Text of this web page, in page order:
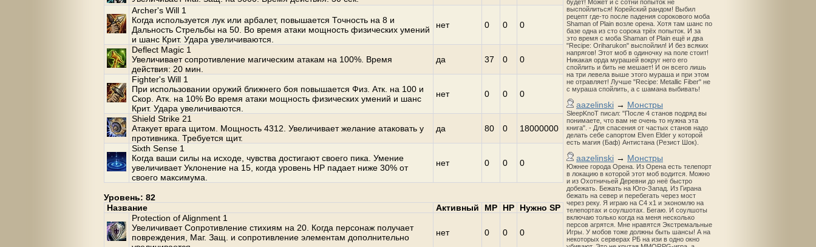
будет! Может и с сотни попыток не
выспойлиться! Корейский рандом! Выбил
рецепт где-то после падения сорокового моба
Shaman of Plain возле орена. Хотя там шанс по
базе одна из сто сорока трёх попыток. И за
это время с моба Shaman of Plain ещё и два
"Recipe: Oriharukon" выспойлил! И без всяких
напрягов! Этот моб в одиночку на поле стоит!
Никакая орда мурашей вокруг него его
спойлить и бить не мешает! И он всего лишь
на три левела выше этого мураша и при этом
не отравляет! Лучше "Recipe: Metallic Fiber" не
с мураша спойлить, а с шамана выбивать!
aazelinski → Монстры
SleepKnoT писал: "После 4 станов подряд вы
понимаете, что вам не очень то нужна эта
книга". - Для спасения от частых станов надо
делать себе сапортом Elven Elder у которой
есть магия (Баф) Антистана (Резист Шок).
aazelinski → Монстры
Южнее города Орена. Из Орена есть телепорт
в локацию в которой этот моб водится. Можно
и из Охотничьей Деревни до неё быстро
добежать. Бежать на Юго-Запад. Из Гирана
бежать на север и перебегать через мост
через реку. Я играю на С4 х1 и экономлю на
телепортах и соулшотах. Бегаю. И соулшоты
включаю только когда на меня несколько
персов агрятся. Мне нравятся Экстремальные
Игры. У мобов тоже должны быть шансы! А на
некоторых серверах РБ на изи в одно окно
Archer's Will 1
Когда используется лук или арбалет, повышается Точность на 8 и
Дальность Стрельбы на 50. Во время атаки мощность физических умений
и шанс Крит. Удара увеличиваются.
нет 0 0 0
Deflect Magic 1
Увеличивает сопротивление магическим атакам на 100%. Время
действия: 20 мин.
да 37 0 0
Fighter's Will 1
При использовании оружий ближнего боя повышается Физ. Атк. на 100 и
Скор. Атк. на 10% Во время атаки мощность физических умений и шанс
Крит. Удара увеличиваются.
нет 0 0 0
Shield Strike 21
Атакует врага щитом. Мощность 4312. Увеличивает желание атаковать у
противника. Требуется щит.
да 80 0 18000000
Sixth Sense 1
Когда ваши силы на исходе, чувства достигают своего пика. Умение
увеличивает Уклонение на 15, когда уровень HP падает ниже 30% от
своего максимума.
нет 0 0 0
Уровень: 82
Название
Активный MP HP
Нужно SP
Protection of Alignment 1
Увеличивает Сопротивление стихиям на 20. Когда персонаж получает
повреждения, Маг. Защ. и сопротивление элементам дополнительно
нет 0 0 0